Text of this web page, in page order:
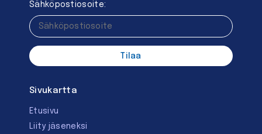
Sähköpostiosoite:
Sivukartta
Etusivu
Liity jäseneksi